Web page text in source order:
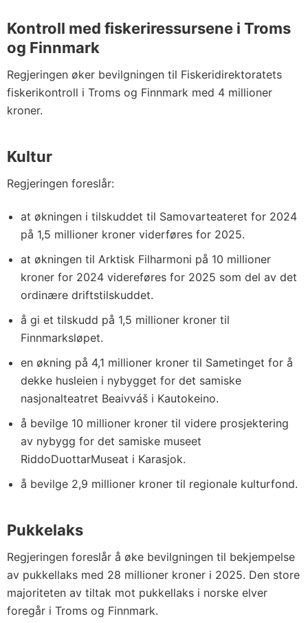
Kontroll med fiskeriressursene i Troms
og Finnmark
Regjeringen øker bevilgningen til Fiskeridirektoratets
fiskerikontroll i Troms og Finnmark med 4 millioner
kroner.
Kultur
Regjeringen foreslår:
at økningen i tilskuddet til Samovarteateret for 2024
på 1,5 millioner kroner viderføres for 2025.
at økningen til Arktisk Filharmoni på 10 millioner
kroner for 2024 videreføres for 2025 som del av det
ordinære driftstilskuddet.
å gi et tilskudd på 1,5 millioner kroner til
Finnmarksløpet.
en økning på 4,1 millioner kroner til Sametinget for å
dekke husleien i nybygget for det samiske
nasjonalteatret Beaivváš i Kautokeino.
å bevilge 10 millioner kroner til videre prosjektering
av nybygg for det samiske museet
RiddoDuottarMuseat i Karasjok.
å bevilge 2,9 millioner kroner til regionale kulturfond.
Pukkelaks
Regjeringen foreslår å øke bevilgningen til bekjempelse
av pukkellaks med 28 millioner kroner i 2025. Den store
majoriteten av tiltak mot pukkellaks i norske elver
foregår i Troms og Finnmark.